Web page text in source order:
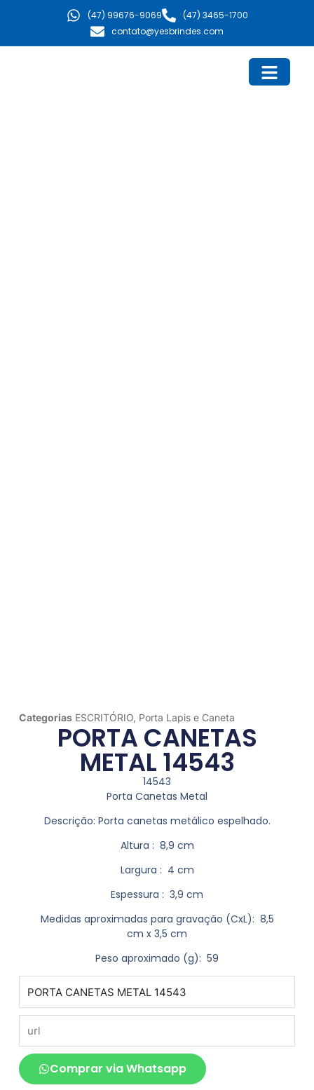
(47) 99676-9069
(47) 3465-1700
contato@yesbrindes.com
Categorias ESCRITÓRIO, Porta Lapis e Caneta
PORTA CANETAS
METAL 14543
14543
Porta Canetas Metal
Descrição: Porta canetas metálico espelhado.
Altura : 8,9 cm
Largura : 4 cm
Espessura : 3,9 cm
Medidas aproximadas para gravação (CxL): 8,5
cm x 3,5 cm
Peso aproximado (g): 59
Comprar via Whatsapp